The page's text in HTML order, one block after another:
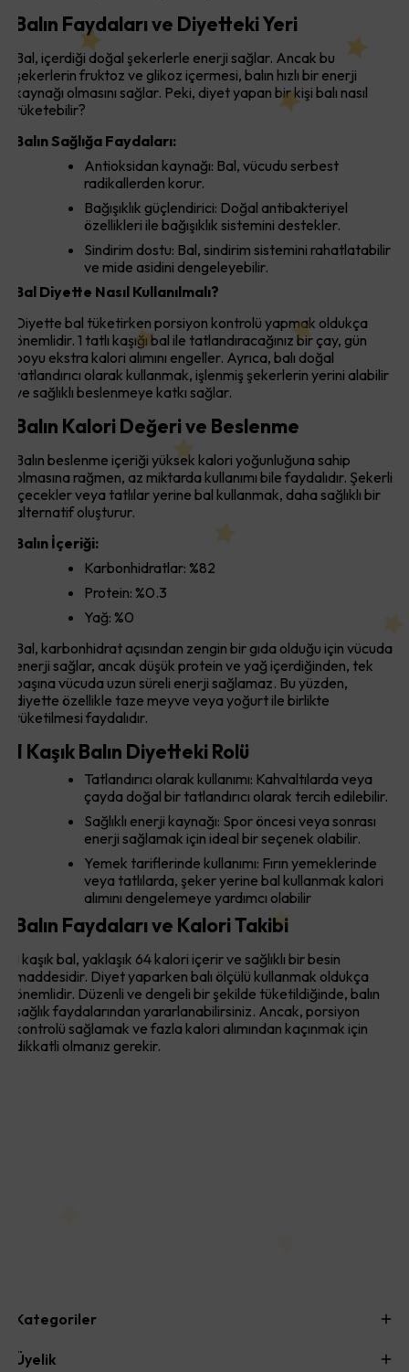
Balın Faydaları ve Diyetteki Yeri
Bal, içerdiği doğal şekerlerle enerji sağlar. Ancak bu
şekerlerin fruktoz ve glikoz içermesi, balın hızlı bir enerji
kaynağı olmasını sağlar. Peki, diyet yapan bir kişi balı nasıl
tüketebilir?
Balın Sağlığa Faydaları:
Antioksidan kaynağı: Bal, vücudu serbest
radikallerden korur.
Bağışıklık güçlendirici: Doğal antibakteriyel
özellikleri ile bağışıklık sistemini destekler.
Sindirim dostu: Bal, sindirim sistemini rahatlatabilir
ve mide asidini dengeleyebilir.
Bal Diyette Nasıl Kullanılmalı?
Diyette bal tüketirken porsiyon kontrolü yapmak oldukça
önemlidir. 1 tatlı kaşığı bal ile tatlandıracağınız bir çay, gün
boyu ekstra kalori alımını engeller. Ayrıca, balı doğal
tatlandırıcı olarak kullanmak, işlenmiş şekerlerin yerini alabilir
ve sağlıklı beslenmeye katkı sağlar.
Balın Kalori Değeri ve Beslenme
Balın beslenme içeriği yüksek kalori yoğunluğuna sahip
olmasına rağmen, az miktarda kullanımı bile faydalıdır. Şekerli
içecekler veya tatlılar yerine bal kullanmak, daha sağlıklı bir
alternatif oluşturur.
Balın İçeriği:
Karbonhidratlar: %82
Protein: %0.3
Yağ: %0
Bal, karbonhidrat açısından zengin bir gıda olduğu için vücuda
enerji sağlar, ancak düşük protein ve yağ içerdiğinden, tek
başına vücuda uzun süreli enerji sağlamaz. Bu yüzden,
diyette özellikle taze meyve veya yoğurt ile birlikte
tüketilmesi faydalıdır.
1 Kaşık Balın Diyetteki Rolü
Tatlandırıcı olarak kullanımı: Kahvaltılarda veya
çayda doğal bir tatlandırıcı olarak tercih edilebilir.
Sağlıklı enerji kaynağı: Spor öncesi veya sonrası
enerji sağlamak için ideal bir seçenek olabilir.
Yemek tariflerinde kullanımı: Fırın yemeklerinde
veya tatlılarda, şeker yerine bal kullanmak kalori
alımını dengelemeye yardımcı olabilir
Balın Faydaları ve Kalori Takibi
1 kaşık bal, yaklaşık 64 kalori içerir ve sağlıklı bir besin
maddesidir. Diyet yaparken balı ölçülü kullanmak oldukça
önemlidir. Düzenli ve dengeli bir şekilde tüketildiğinde, balın
sağlık faydalarından yararlanabilirsiniz. Ancak, porsiyon
kontrolü sağlamak ve fazla kalori alımından kaçınmak için
dikkatli olmanız gerekir.
Kategoriler
Üyelik